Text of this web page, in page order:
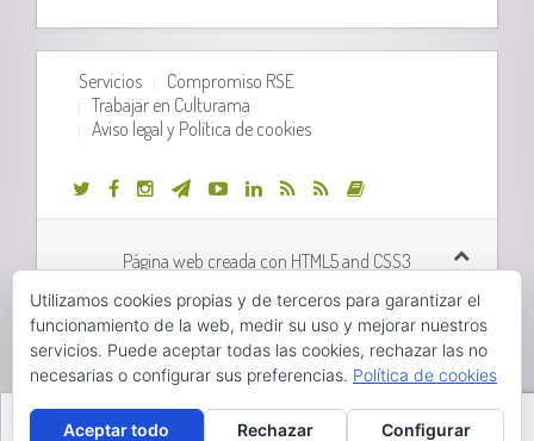
Servicios
Compromiso RSE
Trabajar en Culturama
Aviso legal y Política de cookies
Página web creada con HTML5 and CSS3
Desarrollo web realizado porOrix Systems
Hola, pincha aquí para abrir el chat.
Valencià Castellano
Utilizamos cookies propias y de terceros para garantizar el
funcionamiento de la web, medir su uso y mejorar nuestros
servicios. Puede aceptar todas las cookies, rechazar las no
necesarias o configurar sus preferencias. Política de cookies
Aceptar todo Rechazar Configurar